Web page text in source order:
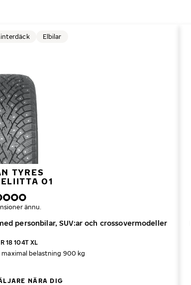
TYRES
01
personbilar, SUV:ar och crossovermodeller
Elbilar
ännu.
18 104T XL
maximal belastning 900 kg
NÄRA DIG